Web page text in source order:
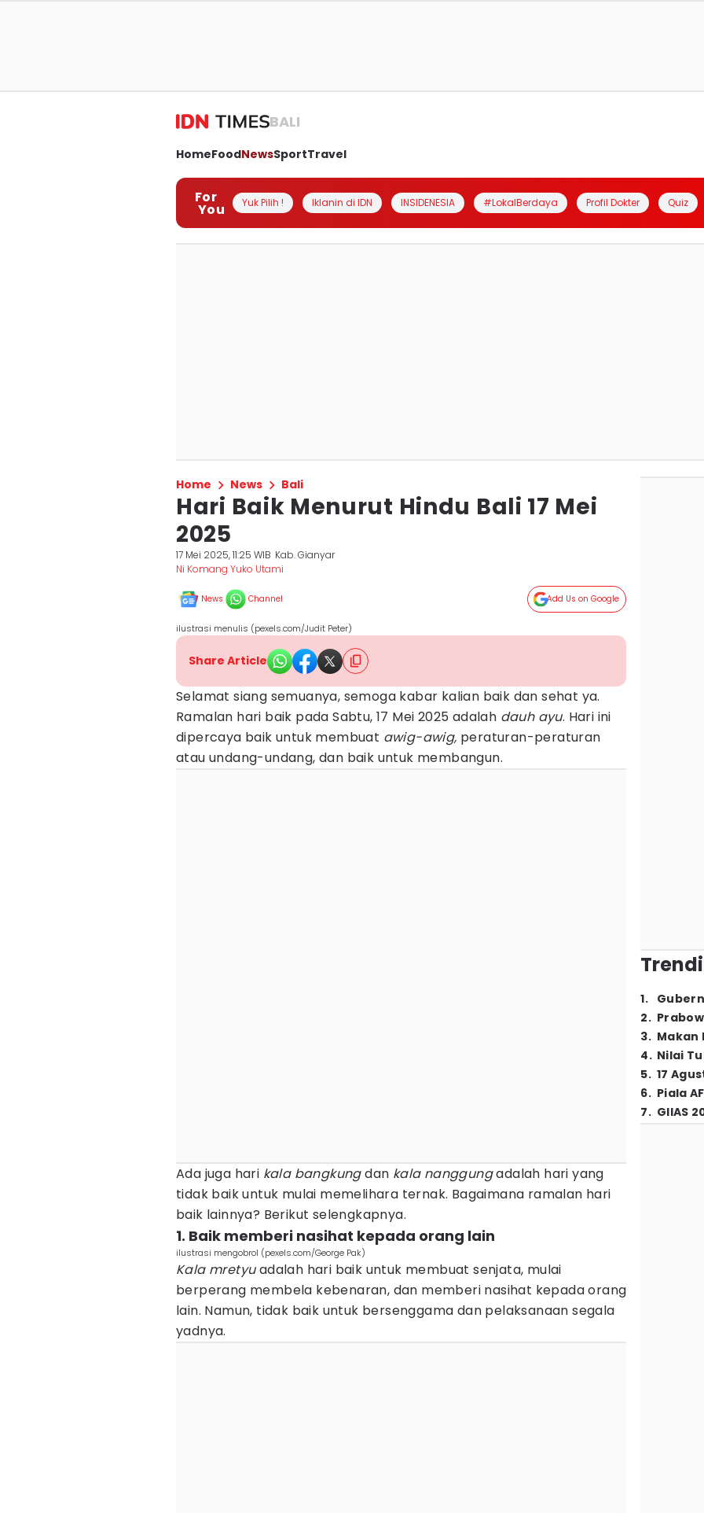
BALI
HomeFoodNewsSportTravel
For
You Yuk Pilih ! Iklanin di IDN INSIDENESIA #LokalBerdaya Profil Dokter Quiz
Home News Bali
Hari Baik Menurut Hindu Bali 17 Mei
2025
17 Mei 2025, 11:25 WIB Kab. Gianyar
Ni Komang Yuko Utami
News Channel Add Us on Google
ilustrasi menulis (pexels.com/Judit Peter)
Share Article
Selamat siang semuanya, semoga kabar kalian baik dan sehat ya.
Ramalan hari baik pada Sabtu, 17 Mei 2025 adalah dauh ayu. Hari ini
dipercaya baik untuk membuat awig-awig, peraturan-peraturan
atau undang-undang, dan baik untuk membangun.
Ada juga hari kala bangkungdan kala nanggungadalah hari yang
tidak baik untuk mulai memelihara ternak. Bagaimana ramalan hari
baik lainnya? Berikut selengkapnya.
1. Baik memberi nasihat kepada orang lain
ilustrasi mengobrol (pexels.com/George Pak)
Kala mretyuadalah hari baik untuk membuat senjata, mulai
berperang membela kebenaran, dan memberi nasihat kepada orang
lain. Namun, tidak baik untuk bersenggama dan pelaksanaan segala
yadnya.
1.
2.
3. Makan
4. Nilai
5. 17
6. Piala
7. GIIAS